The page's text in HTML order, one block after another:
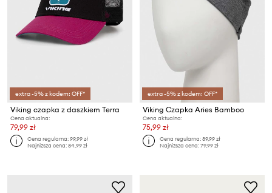
extra -5% z kodem: OFF*
Viking czapka z daszkiem Terra
Cena aktualna:
79,99 zł
Cena regularna:99,99 zł
Najniższa cena:84,99 zł
extra -5% z kodem: OFF*
Viking Czapka Aries Bamboo
Cena aktualna:
75,99 zł
Cena regularna:89,99 zł
Najniższa cena:79,99 zł